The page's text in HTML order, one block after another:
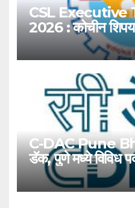
CSL
2026 : कोचीन
C-DAC Pune
डॅक, पुणे मध्ये विविध